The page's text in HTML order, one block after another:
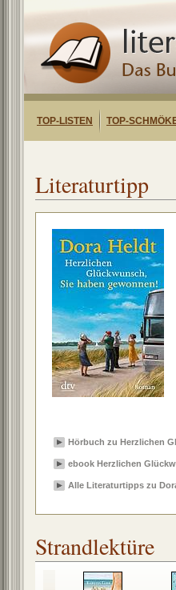
TOP-LISTEN TOP-
Literaturtipp
Hörbuch zu Herzlichen
ebook Herzlichen
Alle Literaturtipps zu
Strandlektüre